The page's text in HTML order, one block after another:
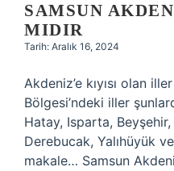
SAMSUN
MIDIR
Tarih: Aralık 16, 2024
Akdeniz’e kıyısı olan
Bölgesi’ndeki iller
Hatay, Isparta,
Derebucak, Yalıhüyük
makale… Samsun